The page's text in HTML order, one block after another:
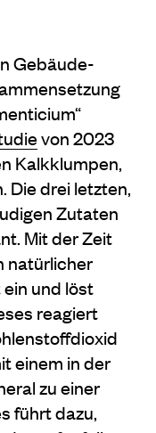
Gebäude-
von 2023
Kalkklumpen,
Die drei letzten,
Zutaten
Mit der Zeit
natürlicher
und löst
reagiert
einem in der
zu einer
führt dazu,